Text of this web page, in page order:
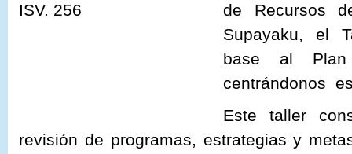
de Recursos
Supayaku, el
base al
centrándonos
Este taller
revisión de programas, estrategias y